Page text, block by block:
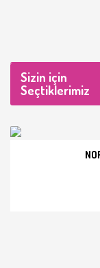
Sizin için
Seçtiklerimiz